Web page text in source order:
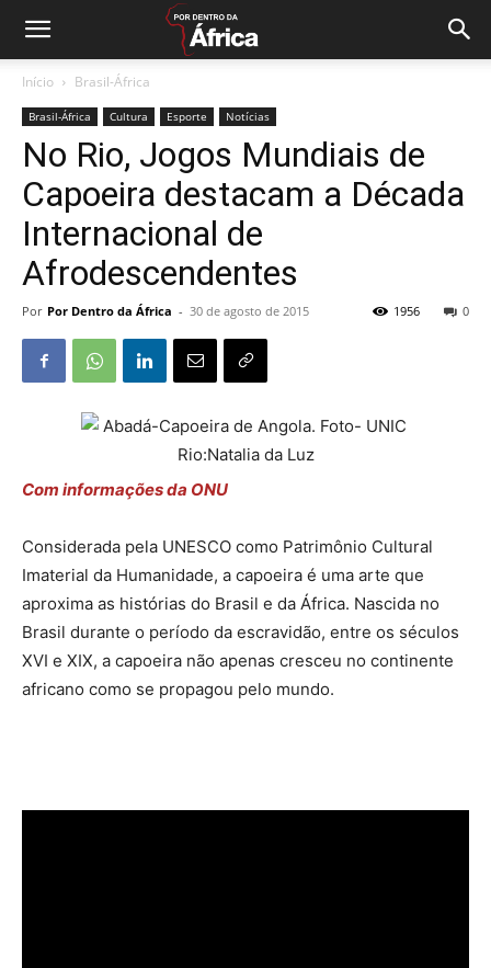
Início Brasil-África
Brasil-África Cultura Esporte Notícias
No Rio, Jogos Mundiais de
Capoeira destacam a Década
Internacional de
Afrodescendentes
Por Por Dentro da África - 30 de agosto de 2015 0
1956
Com informações da ONU
Considerada pela UNESCO como Patrimônio Cultural
Imaterial da Humanidade, a capoeira é uma arte que
aproxima as histórias do Brasil e da África. Nascida no
Brasil durante o período da escravidão, entre os séculos
XVI e XIX, a capoeira não apenas cresceu no continente
africano como se propagou pelo mundo.